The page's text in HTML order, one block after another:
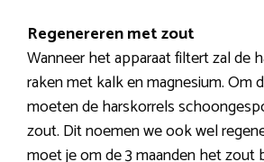
Regenereren met zout
Wanneer het apparaat filtert zal de
raken met kalk en magnesium. Om
moeten de harskorrels
zout. Dit noemen we ook wel
moet je om de 3 maanden het zout